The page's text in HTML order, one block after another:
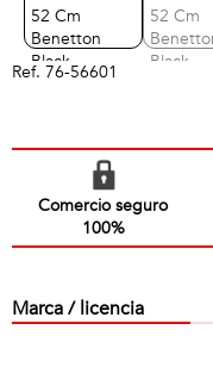
Ref. 76-56601
Comercio seguro
100%
Marca / licencia